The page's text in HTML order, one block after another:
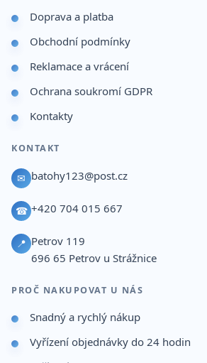
Doprava a platba
Obchodní podmínky
Reklamace a vrácení
Ochrana soukromí GDPR
Kontakty
KONTAKT
✉ batohy123@post.cz
☎ +420 704 015 667
📍 Petrov 119
696 65 Petrov u Strážnice
PROČ NAKUPOVAT U NÁS
Snadný a rychlý nákup
Vyřízení objednávky do 24 hodin